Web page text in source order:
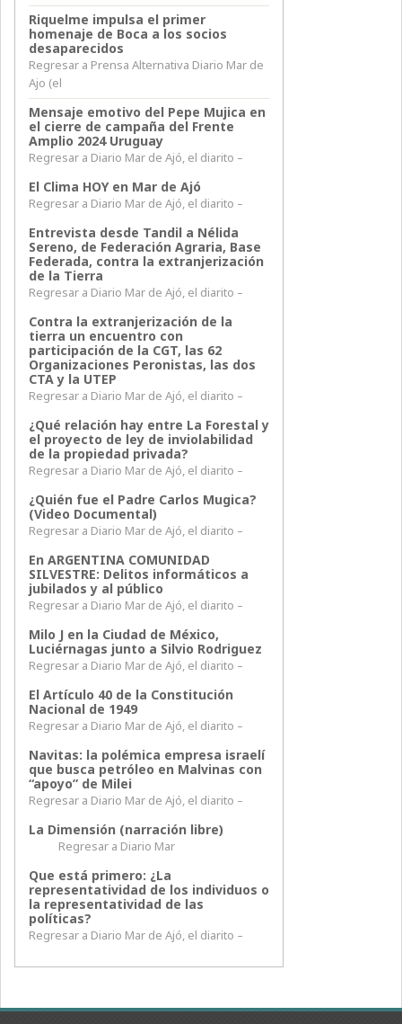
Riquelme impulsa el primer
homenaje de Boca a los socios
desaparecidos
Regresar a Prensa Alternativa Diario Mar de
Ajo (el
Mensaje emotivo del Pepe Mujica en
el cierre de campaña del Frente
Amplio 2024 Uruguay
Regresar a Diario Mar de Ajó, el diarito –
El Clima HOY en Mar de Ajó
Regresar a Diario Mar de Ajó, el diarito –
Entrevista desde Tandil a Nélida
Sereno, de Federación Agraria, Base
Federada, contra la extranjerización
de la Tierra
Regresar a Diario Mar de Ajó, el diarito –
Contra la extranjerización de la
tierra un encuentro con
participación de la CGT, las 62
Organizaciones Peronistas, las dos
CTA y la UTEP
Regresar a Diario Mar de Ajó, el diarito –
¿Qué relación hay entre La Forestal y
el proyecto de ley de inviolabilidad
de la propiedad privada?
Regresar a Diario Mar de Ajó, el diarito –
¿Quién fue el Padre Carlos Mugica?
(Video Documental)
Regresar a Diario Mar de Ajó, el diarito –
En ARGENTINA COMUNIDAD
SILVESTRE: Delitos informáticos a
jubilados y al público
Regresar a Diario Mar de Ajó, el diarito –
Milo J en la Ciudad de México,
Luciérnagas junto a Silvio Rodriguez
Regresar a Diario Mar de Ajó, el diarito –
El Artículo 40 de la Constitución
Nacional de 1949
Regresar a Diario Mar de Ajó, el diarito –
Navitas: la polémica empresa israelí
que busca petróleo en Malvinas con
“apoyo” de Milei
Regresar a Diario Mar de Ajó, el diarito –
La Dimensión (narración libre)
Regresar a Diario Mar
Que está primero: ¿La
representatividad de los individuos o
la representatividad de las
políticas?
Regresar a Diario Mar de Ajó, el diarito –